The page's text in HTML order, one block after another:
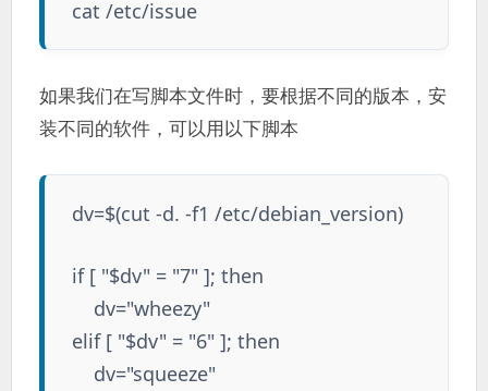
cat /etc/issue
如果我们在写脚本文件时，要根据不同的版本，安
装不同的软件，可以用以下脚本
dv=$(cut -d. -f1 /etc/debian_version)
if [ "$dv" = "7" ]; then
dv="wheezy"
elif [ "$dv" = "6" ]; then
dv="squeeze"